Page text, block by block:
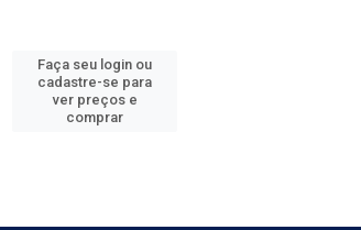
Faça seu login ou
cadastre-se para
ver preços e
comprar